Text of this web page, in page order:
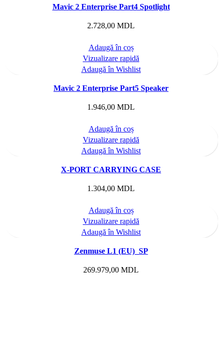
Mavic 2 Enterprise Part4 Spotlight
2.728,00 MDL
Adaugă în coș
Vizualizare rapidă
Adaugă în Wishlist
Mavic 2 Enterprise Part5 Speaker
1.946,00 MDL
Adaugă în coș
Vizualizare rapidă
Adaugă în Wishlist
X-PORT CARRYING CASE
1.304,00 MDL
Adaugă în coș
Vizualizare rapidă
Adaugă în Wishlist
Zenmuse L1 (EU)_SP
269.979,00 MDL